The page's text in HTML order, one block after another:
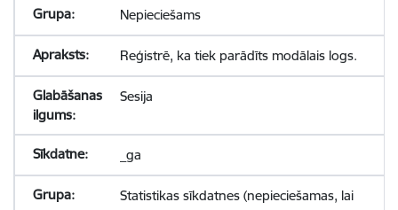
Nepieciešams
Reģistrē, ka tiek parādīts modālais logs.
Sesija
_ga
Statistikas sīkdatnes (nepieciešamas, lai